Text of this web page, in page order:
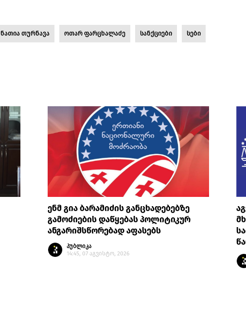
ნათია თურნავა ოთარ ფარცხალაძე სანქციები სები
ენმ გია ბარამიძის განცხადებებზე
გამოძიების დაწყებას პოლიტიკურ
ანგარიშსწორებად აფასებს
პუბლიკა
14:45, 07 აგვისტო, 2026